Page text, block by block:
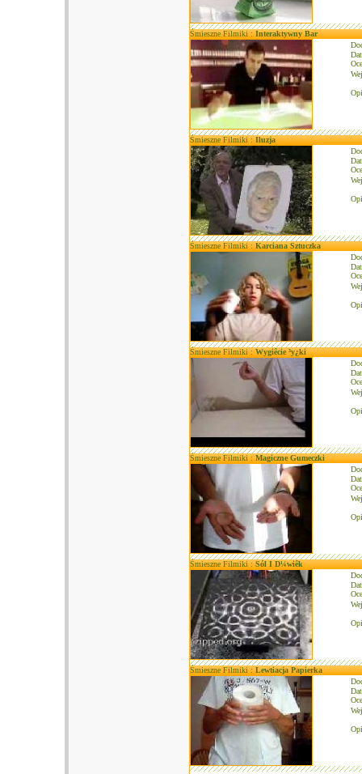
Śmieszne Filmiki :Interaktywny Bar
Śmieszne Filmiki :Iluzja
Śmieszne Filmiki :Karciana Sztuczka
Śmieszne Filmiki :Wygiêcie ³y¿ki
Śmieszne Filmiki :Magiczne Gumeczki
Śmieszne Filmiki :Sól I D¼wiêk
Śmieszne Filmiki :Lewtiacja Papierka